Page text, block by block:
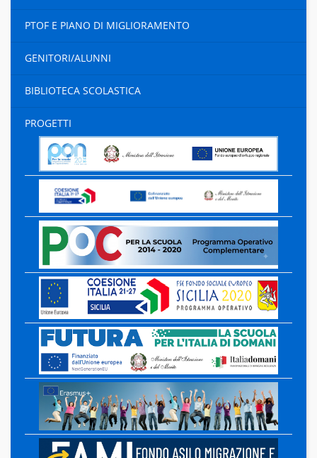
PTOF E PIANO DI MIGLIORAMENTO
GENITORI/ALUNNI
BIBLIOTECA SCOLASTICA
PROGETTI